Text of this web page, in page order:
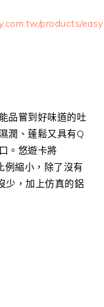
products/
品嘗到好味道的吐
潤、蓬鬆又具有Q
。悠遊卡將
例縮小，除了沒有
少，加上仿真的鋁